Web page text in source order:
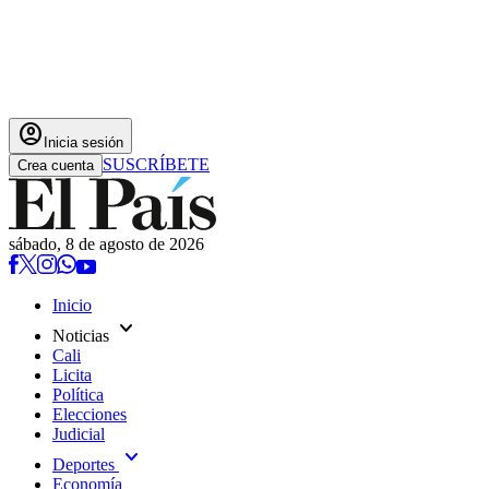
account_circle Inicia sesión
Crea cuenta SUSCRÍBETE
sábado, 8 de agosto de 2026
Inicio
Noticias expand_more
Cali
Licita
Política
Elecciones
Judicial
Deportes expand_more
Economía